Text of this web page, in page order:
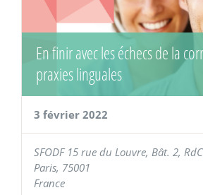
En finir avec les échecs de la
praxies linguales
3 février 2022
SFODF 15 rue du Louvre, Bât. 2, RdC
Paris, 75001
France